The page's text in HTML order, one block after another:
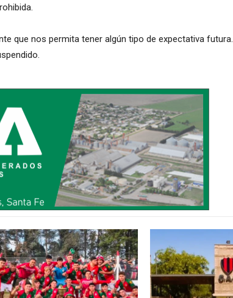
que nos permita tener algún tipo de expectativa futura.